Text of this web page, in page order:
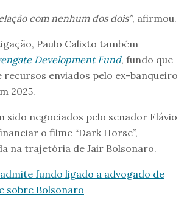
com nenhum dos dois”, afirmou.
Paulo Calixto também
Development Fund, fundo que
recursos enviados pelo ex-banqueiro
2025.
sido negociados pelo senador Flávio
o filme “Dark Horse”,
na trajetória de Jair Bolsonaro.
fundo ligado a advogado de
sobre Bolsonaro